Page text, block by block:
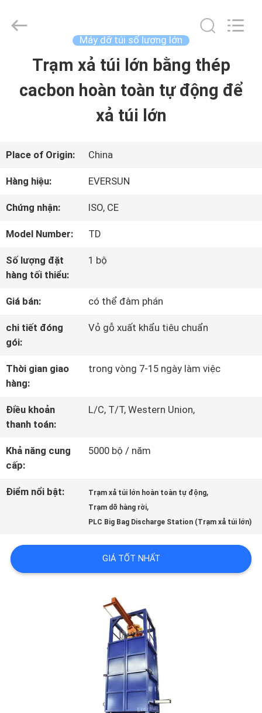
NHÀ
PHẨM
HƯỚNG
DẪN
VR
VỀ
CHÚNG
TÔI
THAM
QUAN
MÁY
CHẤT
LƯỢNG
EVERSUN
Machinery
Reserved.
Máy dỡ túi số lượng lớn
Trạm xả túi lớn bằng thép
cacbon hoàn toàn tự động để
xả túi lớn
Place of Origin: China
Hàng hiệu: EVERSUN
Chứng nhận: ISO, CE
Model Number: TD
Số lượng đặt
hàng tối thiểu:
1 bộ
Giá bán: có thể đàm phán
chi tiết đóng
gói:
Vỏ gỗ xuất khẩu tiêu chuẩn
Thời gian giao
hàng:
trong vòng 7-15 ngày làm việc
Điều khoản
thanh toán:
L/C, T/T, Western Union,
Khả năng cung
cấp:
5000 bộ / năm
Điểm nổi bật: Trạm xả túi lớn hoàn toàn tự động,
Trạm dỡ hàng rời,
PLC Big Bag Discharge Station (Trạm xả túi lớn)
GIÁ TỐT NHẤT